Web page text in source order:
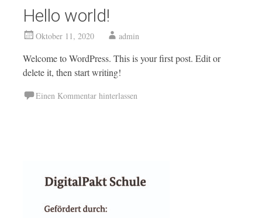
Hello world!
Oktober 11, 2020 admin
Welcome to WordPress. This is your first post. Edit or
delete it, then start writing!
Einen Kommentar hinterlassen